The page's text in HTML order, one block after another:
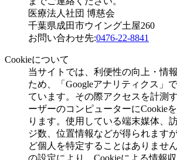
医療法人社団 博慈会
千葉県成田市ウイング土屋260
お問い合わせ先:0476-22-8841
Cookieについて
当サイトでは、利便性の向上・情
ため、「Googleアナリティクス」
ています。その際アクセスを計測
ーザーのコンピューターにCookie
ります。使用している端末媒体、
ジ数、位置情報などが得られます
ど個人を特定することはありませ
の設定により、Cookieによる情報